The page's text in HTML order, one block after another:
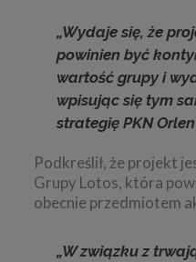
„Wydaje się, że
powinien być
wartość grupy i
wpisując się tym
strategię PKN
Podkreślił, że projekt
Grupy Lotos, która
obecnie przedmiotem
„W związku z